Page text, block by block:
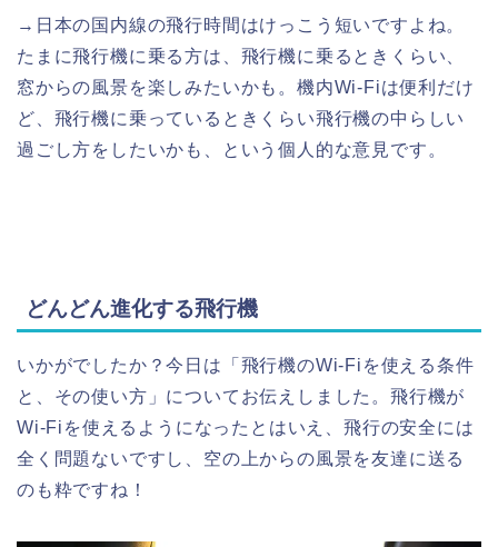
→日本の国内線の飛行時間はけっこう短いですよね。
たまに飛行機に乗る方は、飛行機に乗るときくらい、
窓からの風景を楽しみたいかも。機内Wi-Fiは便利だけ
ど、飛行機に乗っているときくらい飛行機の中らしい
過ごし方をしたいかも、という個人的な意見です。
どんどん進化する飛行機
いかがでしたか？今日は「飛行機のWi-Fiを使える条件
と、その使い方」についてお伝えしました。飛行機が
Wi-Fiを使えるようになったとはいえ、飛行の安全には
全く問題ないですし、空の上からの風景を友達に送る
のも粋ですね！